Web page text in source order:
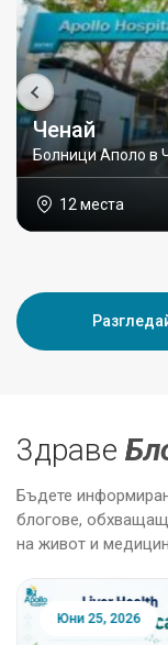
Ченай
Болници Аполо в
12 места
3драве
Бъдете
блогове,
на живот и
Юни 25, 2026